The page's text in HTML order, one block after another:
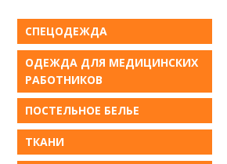
СПЕЦОДЕЖДА
ОДЕЖДА ДЛЯ МЕДИЦИНСКИХ
РАБОТНИКОВ
ПОСТЕЛЬНОЕ БЕЛЬE
ТКАНИ